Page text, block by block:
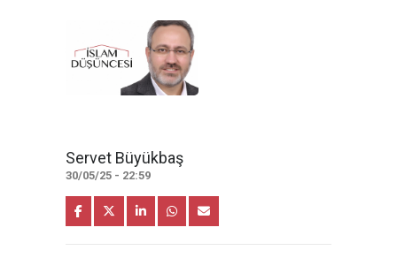
Servet Büyükbaş
30/05/25 - 22:59